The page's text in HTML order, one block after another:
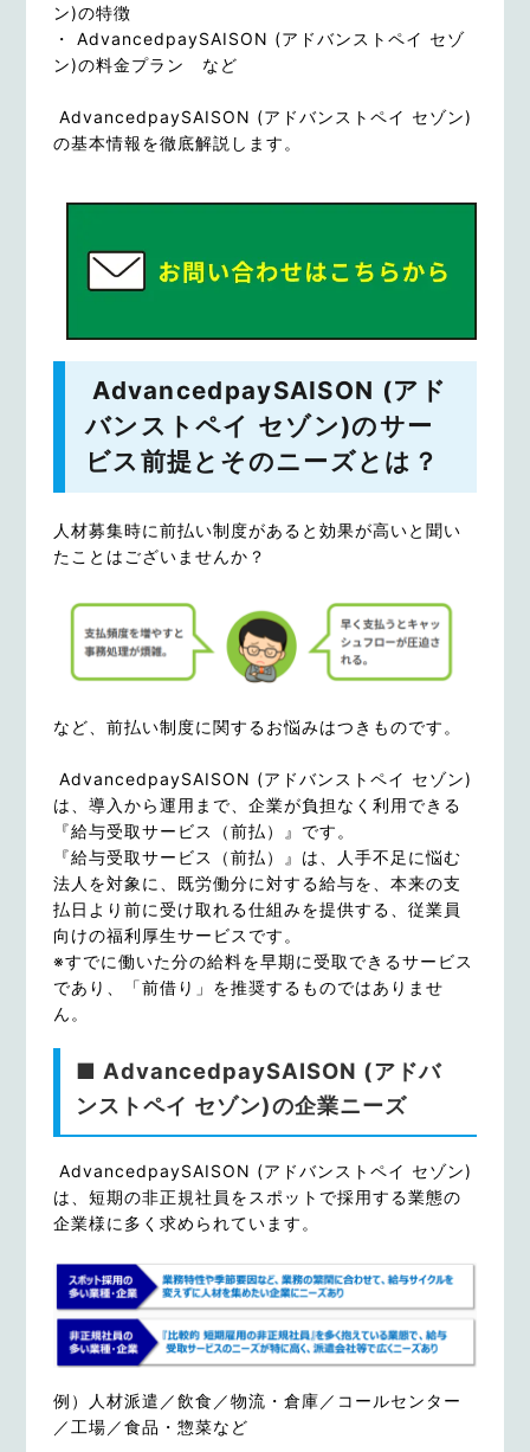
ン)の特徴
・ AdvancedpaySAISON (アドバンストペイ セゾ
ン)の料金プラン など
AdvancedpaySAISON (アドバンストペイ セゾン)
の基本情報を徹底解説します。
AdvancedpaySAISON (アド
バンストペイ セゾン)のサー
ビス前提とそのニーズとは？
人材募集時に前払い制度があると効果が高いと聞い
たことはございませんか？
など、前払い制度に関するお悩みはつきものです。
AdvancedpaySAISON (アドバンストペイ セゾン)
は、導入から運用まで、企業が負担なく利用できる
『給与受取サービス（前払）』です。
『給与受取サービス（前払）』は、人手不足に悩む
法人を対象に、既労働分に対する給与を、本来の支
払日より前に受け取れる仕組みを提供する、従業員
向けの福利厚生サービスです。
※すでに働いた分の給料を早期に受取できるサービス
であり、「前借り」を推奨するものではありませ
ん。
■ AdvancedpaySAISON (アドバ
ンストペイ セゾン)の企業ニーズ
AdvancedpaySAISON (アドバンストペイ セゾン)
は、短期の非正規社員をスポットで採用する業態の
企業様に多く求められています。
例）人材派遣／飲食／物流・倉庫／コールセンター
／工場／食品・惣菜など